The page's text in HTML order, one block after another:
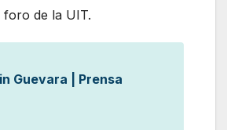
foro de la UIT.
Guevara | Prensa